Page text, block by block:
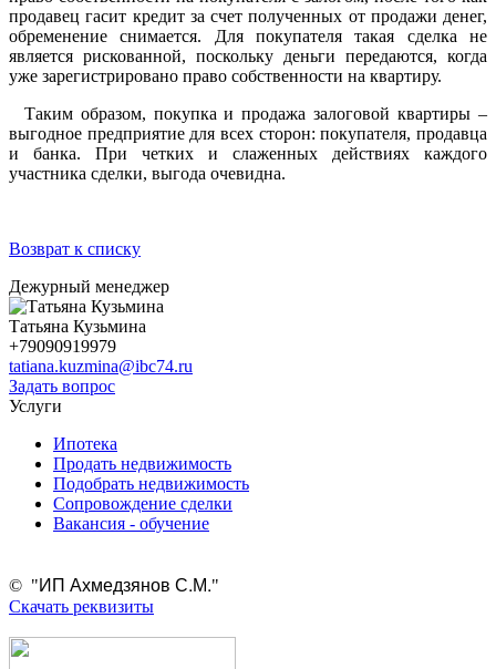
продавец гасит кредит за счет полученных от продажи денег,
обременение снимается. Для покупателя такая сделка не
является рискованной, поскольку деньги передаются, когда
уже зарегистрировано право собственности на квартиру.
Таким образом, покупка и продажа залоговой квартиры –
выгодное предприятие для всех сторон: покупателя, продавца
и банка. При четких и слаженных действиях каждого
участника сделки, выгода очевидна.
Возврат к списку
Дежурный менеджер
Татьяна Кузьмина
+79090919979
tatiana.kuzmina@ibc74.ru
Задать вопрос
Услуги
Ипотека
Продать недвижимость
Подобрать недвижимость
Сопровождение сделки
Вакансия - обучение
© "ИП Ахмедзянов С.М."
Скачать реквизиты